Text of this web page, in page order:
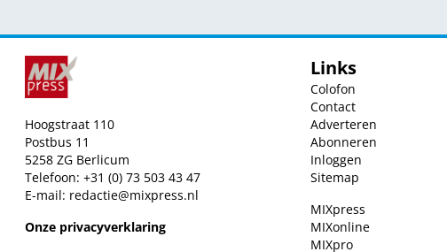
Hoogstraat 110
Postbus 11
5258 ZG Berlicum
Telefoon: +31 (0) 73 503 43 47
E-mail: redactie@mixpress.nl
Onze privacyverklaring
Links
Colofon
Contact
Adverteren
Abonneren
Inloggen
Sitemap
MIXpress
MIXonline
MIXpro